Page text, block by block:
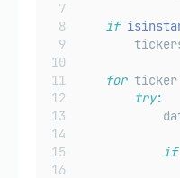
if
for ticker
try:
if